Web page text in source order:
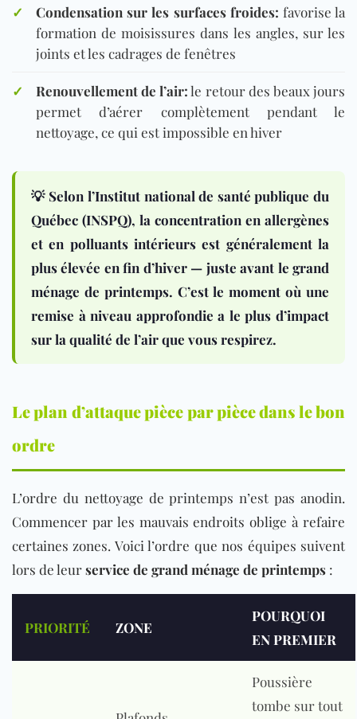
✓ Condensation sur les surfaces froides: favorise la
formation de moisissures dans les angles, sur les
joints et les cadrages de fenêtres
✓ Renouvellement de l’air:le retour des beaux jours
permet d’aérer complètement pendant le
nettoyage, ce qui est impossible en hiver
💡 Selon l’Institut national de santé publique du
Québec (INSPQ), la concentration en allergènes
et en polluants intérieurs est généralement la
plus élevée en fin d’hiver — juste avant le grand
ménage de printemps. C’est le moment où une
remise à niveau approfondie a le plus d’impact
sur la qualité de l’air que vous respirez.
Le plan d’attaque pièce par pièce dans le bon
ordre
L’ordre du nettoyage de printemps n’est pas anodin.
Commencer par les mauvais endroits oblige à refaire
certaines zones. Voici l’ordre que nos équipes suivent
lors de leurservice de grand ménage de printemps :
PRIORITÉ ZONE
POURQUOI
EN PREMIER
Poussière
tombe sur tout